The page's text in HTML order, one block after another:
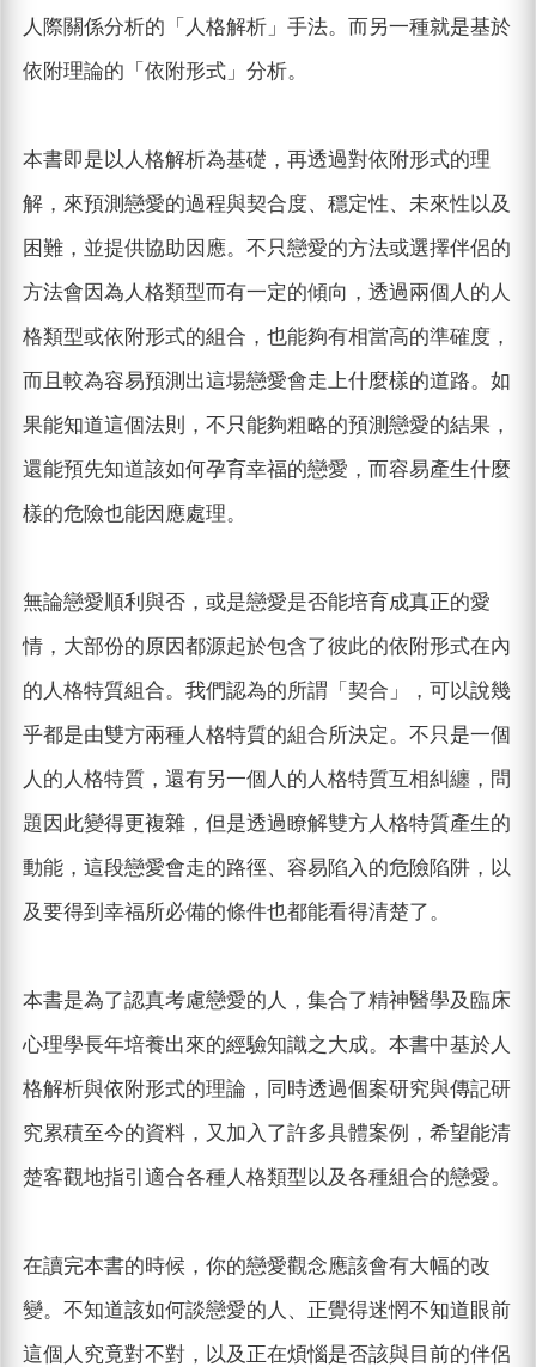
人際關係分析的「人格解析」手法。而另一種就是基於
依附理論的「依附形式」分析。
本書即是以人格解析為基礎，再透過對依附形式的理
解，來預測戀愛的過程與契合度、穩定性、未來性以及
困難，並提供協助因應。不只戀愛的方法或選擇伴侶的
方法會因為人格類型而有一定的傾向，透過兩個人的人
格類型或依附形式的組合，也能夠有相當高的準確度，
而且較為容易預測出這場戀愛會走上什麼樣的道路。如
果能知道這個法則，不只能夠粗略的預測戀愛的結果，
還能預先知道該如何孕育幸福的戀愛，而容易產生什麼
樣的危險也能因應處理。
無論戀愛順利與否，或是戀愛是否能培育成真正的愛
情，大部份的原因都源起於包含了彼此的依附形式在內
的人格特質組合。我們認為的所謂「契合」，可以說幾
乎都是由雙方兩種人格特質的組合所決定。不只是一個
人的人格特質，還有另一個人的人格特質互相糾纏，問
題因此變得更複雜，但是透過瞭解雙方人格特質產生的
動能，這段戀愛會走的路徑、容易陷入的危險陷阱，以
及要得到幸福所必備的條件也都能看得清楚了。
本書是為了認真考慮戀愛的人，集合了精神醫學及臨床
心理學長年培養出來的經驗知識之大成。本書中基於人
格解析與依附形式的理論，同時透過個案研究與傳記研
究累積至今的資料，又加入了許多具體案例，希望能清
楚客觀地指引適合各種人格類型以及各種組合的戀愛。
在讀完本書的時候，你的戀愛觀念應該會有大幅的改
變。不知道該如何談戀愛的人、正覺得迷惘不知道眼前
這個人究竟對不對，以及正在煩惱是否該與目前的伴侶